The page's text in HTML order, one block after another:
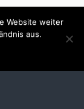
Website weiter
aus.